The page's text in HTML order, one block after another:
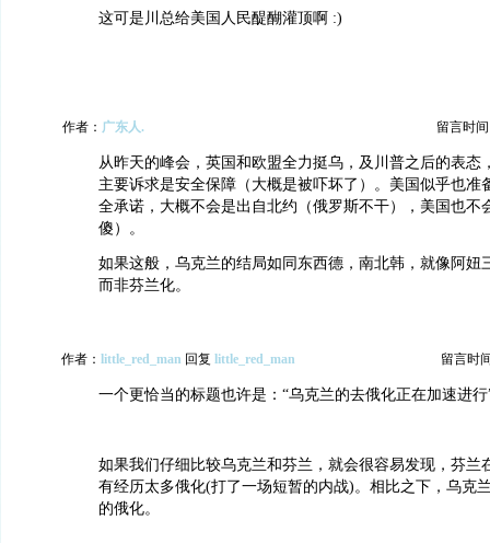
这可是川总给美国人民醍醐灌顶啊 :)
作者： 广东人. 留言时间
从昨天的峰会，英国和欧盟全力挺乌，及川普之后的表态
主要诉求是安全保障（大概是被吓坏了）。美国似乎也准
全承诺，大概不会是出自北约（俄罗斯不干），美国也不
傻）。
如果这般，乌克兰的结局如同东西德，南北韩，就像阿妞
而非芬兰化。
作者： little_red_man 回复 little_red_man 留言时
一个更恰当的标题也许是：“乌克兰的去俄化正在加速进行
如果我们仔细比较乌克兰和芬兰，就会很容易发现，芬兰
有经历太多俄化(打了一场短暂的内战)。相比之下，乌克
的俄化。